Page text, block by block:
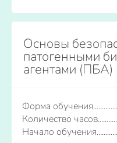
Основы
патогенными
агентами (ПБА)
Форма обучения
Количество часов
Начало обучения